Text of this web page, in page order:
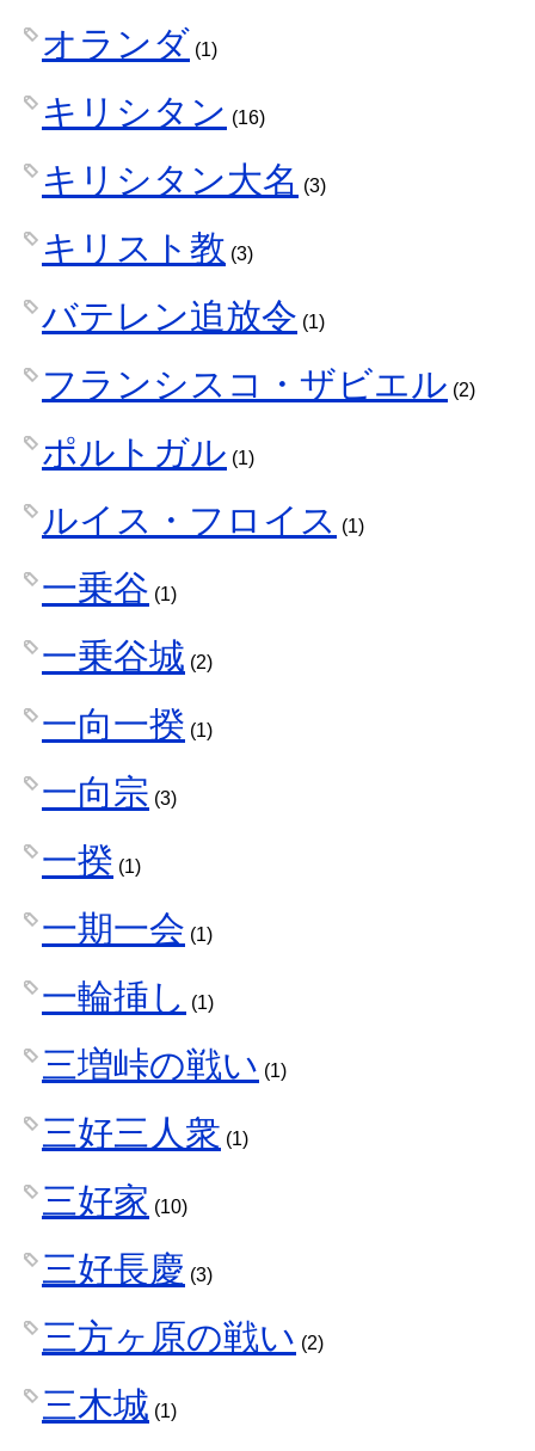
オランダ (1)
キリシタン (16)
キリシタン大名 (3)
キリスト教 (3)
バテレン追放令 (1)
フランシスコ・ザビエル (2)
ポルトガル (1)
ルイス・フロイス (1)
一乗谷 (1)
一乗谷城 (2)
一向一揆 (1)
一向宗 (3)
一揆 (1)
一期一会 (1)
一輪挿し (1)
三増峠の戦い (1)
三好三人衆 (1)
三好家 (10)
三好長慶 (3)
三方ヶ原の戦い (2)
三木城 (1)